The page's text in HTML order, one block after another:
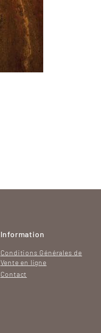
Information
Conditions Générales de
Vente en ligne
Contact